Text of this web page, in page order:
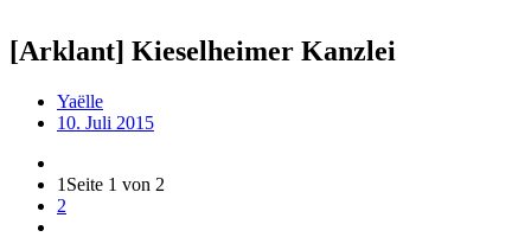
[Arklant] Kieselheimer Kanzlei
Yaëlle
10. Juli 2015
1 Seite 1 von 2
2